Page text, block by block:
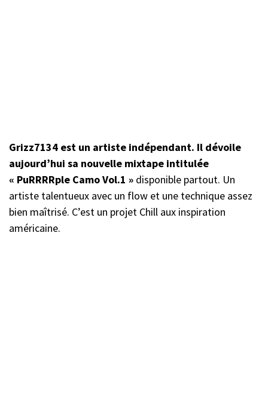
Grizz7134 est un artiste indépendant. Il dévoile
aujourd’hui sa nouvelle mixtape intitulée
« PuRRRRple Camo Vol.1 » disponible partout. Un
artiste talentueux avec un flow et une technique assez
bien maîtrisé. C’est un projet Chill aux inspiration
américaine.